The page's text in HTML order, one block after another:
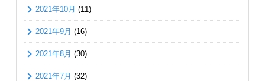
2021年10月 (11)
2021年9月 (16)
2021年8月 (30)
2021年7月 (32)